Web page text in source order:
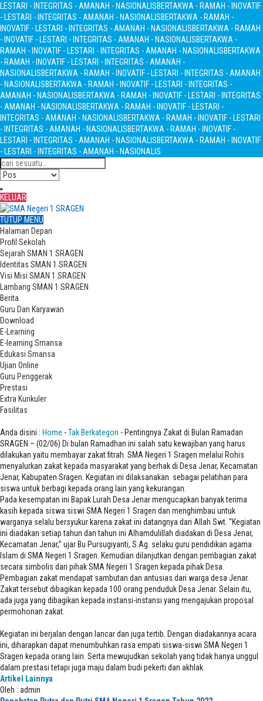
LESTARI - INTEGRITAS - AMANAH - NASIONALISBERTAKWA - RAMAH - INOVATIF
- LESTARI - INTEGRITAS - AMANAH - NASIONALISBERTAKWA - RAMAH -
INOVATIF - LESTARI - INTEGRITAS - AMANAH - NASIONALISBERTAKWA - RAMAH
- INOVATIF - LESTARI - INTEGRITAS - AMANAH - NASIONALISBERTAKWA -
RAMAH - INOVATIF - LESTARI - INTEGRITAS - AMANAH - NASIONALISBERTAKWA
- RAMAH - INOVATIF - LESTARI - INTEGRITAS - AMANAH -
NASIONALISBERTAKWA - RAMAH - INOVATIF - LESTARI - INTEGRITAS - AMANAH
- NASIONALISBERTAKWA - RAMAH - INOVATIF - LESTARI - INTEGRITAS -
AMANAH - NASIONALISBERTAKWA - RAMAH - INOVATIF - LESTARI - INTEGRITAS
- AMANAH - NASIONALISBERTAKWA - RAMAH - INOVATIF - LESTARI -
INTEGRITAS - AMANAH - NASIONALISBERTAKWA - RAMAH - INOVATIF - LESTARI
- INTEGRITAS - AMANAH - NASIONALISBERTAKWA - RAMAH - INOVATIF -
LESTARI - INTEGRITAS - AMANAH - NASIONALISBERTAKWA - RAMAH - INOVATIF
- LESTARI - INTEGRITAS - AMANAH - NASIONALIS
KELUAR
TUTUP MENU
Halaman Depan
Profil Sekolah
Sejarah SMAN 1 SRAGEN
Identitas SMAN 1 SRAGEN
Visi Misi SMAN 1 SRAGEN
Lambang SMAN 1 SRAGEN
Berita
Guru Dan Karyawan
Download
E-Learning
E-learning Smansa
Edukasi Smansa
Ujian Online
Guru Penggerak
Prestasi
Extra Kurikuler
Fasilitas
Anda disini : Home -Tak Berkategori - Pentingnya Zakat di Bulan Ramadan
SRAGEN – (02/06) Di bulan Ramadhan ini salah satu kewajiban yang harus
dilakukan yaitu membayar zakat fitrah. SMA Negeri 1 Sragen melalui Rohis
menyalurkan zakat kepada masyarakat yang berhak di Desa Jenar, Kecamatan
Jenar, Kabupaten Sragen. Kegiatan ini dilaksanakan sebagai pelatihan para
siswa untuk berbagi kepada orang lain yang kekurangan.
Pada kesempatan ini Bapak Lurah Desa Jenar mengucapkan banyak terima
kasih kepada siswa siswi SMA Negeri 1 Sragen dan menghimbau untuk
warganya selalu bersyukur karena zakat ini datangnya dari Allah Swt. “Kegiatan
ini diadakan setiap tahun dan tahun ini Alhamdulillah diadakan di Desa Jenar,
Kecamatan Jenar,” ujar Bu Pursugiyanti, S.Ag. selaku guru pendidikan agama
Islam di SMA Negeri 1 Sragen. Kemudian dilanjutkan dengan pembagian zakat
secara simbolis dari pihak SMA Negeri 1 Sragen kepada pihak Desa.
Pembagian zakat mendapat sambutan dan antusias dari warga desa Jenar.
Zakat tersebut dibagikan kepada 100 orang penduduk Desa Jenar. Selain itu,
ada juga yang dibagikan kepada instansi-instansi yang mengajukan proposal
permohonan zakat.
Kegiatan ini berjalan dengan lancar dan juga tertib. Dengan diadakannya acara
ini, diharapkan dapat menumbuhkan rasa empati siswa-siswi SMA Negeri 1
Sragen kepada orang lain. Serta mewujudkan sekolah yang tidak hanya unggul
dalam prestasi tetapi juga maju dalam budi pekerti dan akhlak.
Artikel Lainnya
Oleh : admin